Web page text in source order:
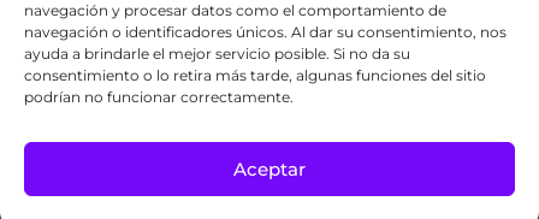
navegación y procesar datos como el comportamiento de
navegación o identificadores únicos. Al dar su consentimiento, nos
ayuda a brindarle el mejor servicio posible. Si no da su
consentimiento o lo retira más tarde, algunas funciones del sitio
podrían no funcionar correctamente.
Aceptar